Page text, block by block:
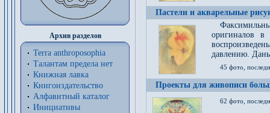
Архив разделов
Terra anthroposophia
Талантам предела нет
Книжная лавка
Книгоиздательство
Алфавитный каталог
Инициативы
Пастели и акварельные
оригиналов
давлению.
45 фото,
Проекты для живописи
62 фото,